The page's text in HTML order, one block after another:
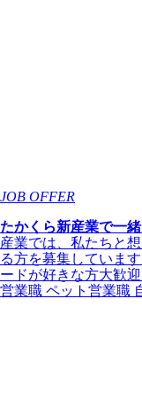
JOB OFFER
たかくら新産業で一
産業では、私たちと
る方を募集していま
ードが好きな方大歓
営業職 ペット営業職